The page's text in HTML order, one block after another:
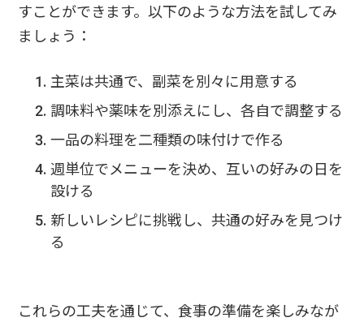
すことができます。以下のような方法を試してみ
ましょう：
主菜は共通で、副菜を別々に用意する
調味料や薬味を別添えにし、各自で調整する
一品の料理を二種類の味付けで作る
週単位でメニューを決め、互いの好みの日を
設ける
新しいレシピに挑戦し、共通の好みを見つけ
る
これらの工夫を通じて、食事の準備を楽しみなが